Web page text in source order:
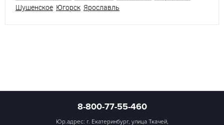
Шушенское Югорск Ярославль
8-800-77-55-460
Юр.адрес: г. Екатеринбург, улица Ткачей,